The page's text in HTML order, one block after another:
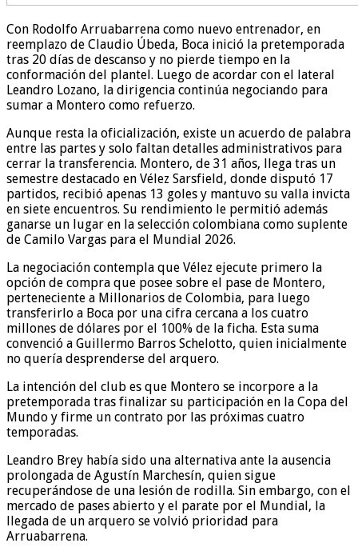
Con Rodolfo Arruabarrena como nuevo entrenador, en
reemplazo de Claudio Úbeda, Boca inició la pretemporada
tras 20 días de descanso y no pierde tiempo en la
conformación del plantel. Luego de acordar con el lateral
Leandro Lozano, la dirigencia continúa negociando para
sumar a Montero como refuerzo.
Aunque resta la oficialización, existe un acuerdo de palabra
entre las partes y solo faltan detalles administrativos para
cerrar la transferencia. Montero, de 31 años, llega tras un
semestre destacado en Vélez Sarsfield, donde disputó 17
partidos, recibió apenas 13 goles y mantuvo su valla invicta
en siete encuentros. Su rendimiento le permitió además
ganarse un lugar en la selección colombiana como suplente
de Camilo Vargas para el Mundial 2026.
La negociación contempla que Vélez ejecute primero la
opción de compra que posee sobre el pase de Montero,
perteneciente a Millonarios de Colombia, para luego
transferirlo a Boca por una cifra cercana a los cuatro
millones de dólares por el 100% de la ficha. Esta suma
convenció a Guillermo Barros Schelotto, quien inicialmente
no quería desprenderse del arquero.
La intención del club es que Montero se incorpore a la
pretemporada tras finalizar su participación en la Copa del
Mundo y firme un contrato por las próximas cuatro
temporadas.
Leandro Brey había sido una alternativa ante la ausencia
prolongada de Agustín Marchesín, quien sigue
recuperándose de una lesión de rodilla. Sin embargo, con el
mercado de pases abierto y el parate por el Mundial, la
llegada de un arquero se volvió prioridad para
Arruabarrena.